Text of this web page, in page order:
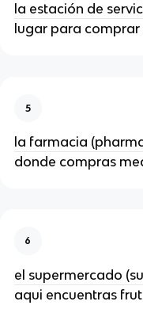
la estación de
lugar para
5
la farmacia
donde compras
6
el supermercado
aqui encuentras